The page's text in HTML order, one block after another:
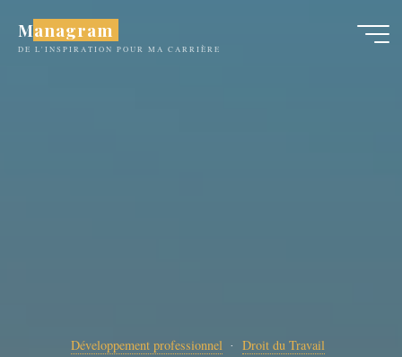
contenu
Managram
DE L'INSPIRATION POUR MA CARRIÈRE
Développement professionnel Droit du Travail